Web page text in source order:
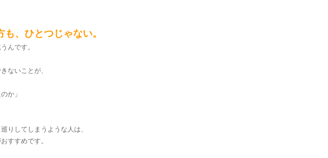
、ひとつじゃない。
んです。
ないことが、
か」
りしてしまうような人は、
すすめです。